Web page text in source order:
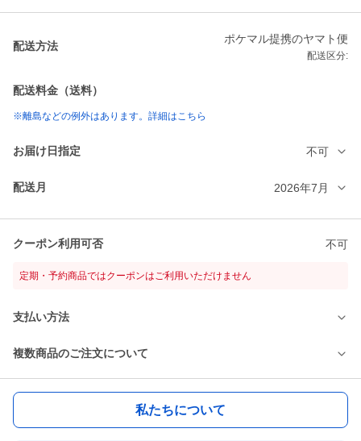
配送方法
ポケマル提携のヤマト便
配送区分:
配送料金（送料）
※離島などの例外はあります。詳細はこちら
お届け日指定 不可
配送月 2026年7月
クーポン利用可否 不可
定期・予約商品ではクーポンはご利用いただけません
支払い方法
複数商品のご注文について
私たちについて